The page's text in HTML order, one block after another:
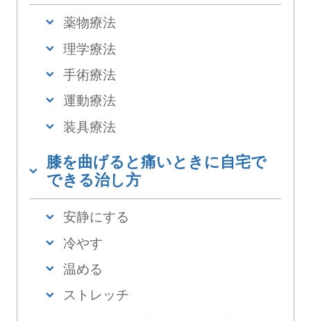
薬物療法
理学療法
手術療法
運動療法
装具療法
膝を曲げると痛いときに自宅で
できる治し方
安静にする
冷やす
温める
ストレッチ